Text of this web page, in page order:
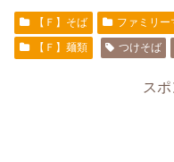
【Ｆ】そば ファミリー
【Ｆ】麺類
つけそば
ス